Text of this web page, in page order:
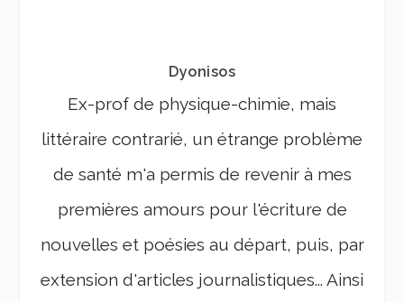
Dyonisos
Ex-prof de physique-chimie, mais
littéraire contrarié, un étrange problème
de santé m'a permis de revenir à mes
premières amours pour l'écriture de
nouvelles et poésies au départ, puis, par
extension d'articles journalistiques... Ainsi